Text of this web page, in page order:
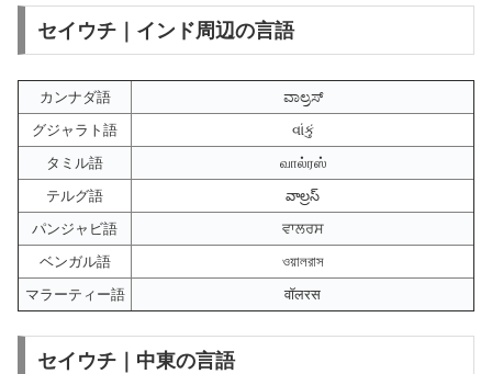
セイウチ｜インド周辺の言語
カンナダ語
ವಾಲ್ರಸ್
グジャラト語
વાંકું
タミル語
வால்ரஸ்
テルグ語
వాల్రస్
パンジャビ語
ਵਾਲਰਸ
ベンガル語
ওয়ালরাস
マラーティー語
वॉलरस
セイウチ｜中東の言語